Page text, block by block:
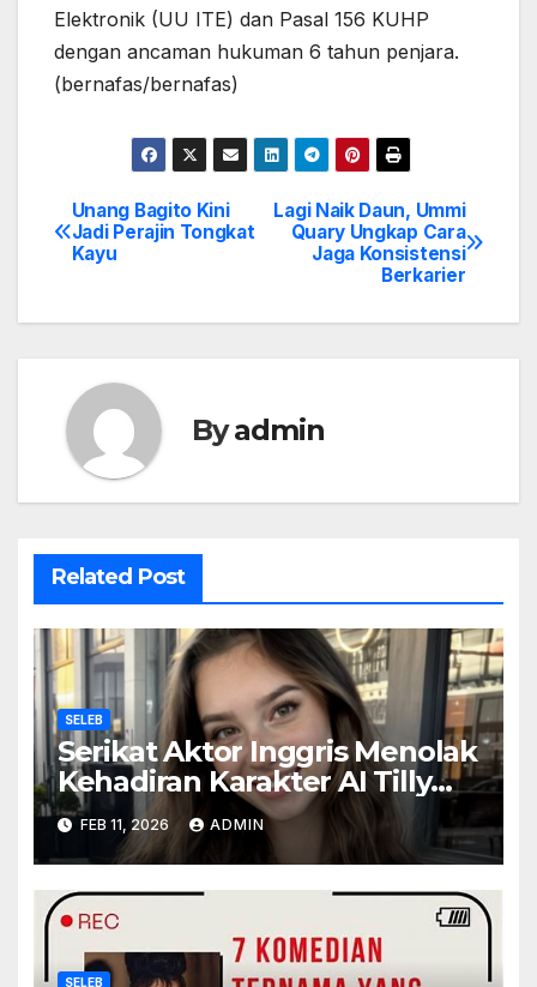
Elektronik (UU ITE) dan Pasal 156 KUHP
dengan ancaman hukuman 6 tahun penjara.
(bernafas/bernafas)
Post
navigation
Lagi Naik Daun, Ummi
Quary Ungkap Cara
Jaga Konsistensi
Berkarier
Unang Bagito Kini
Jadi Perajin Tongkat
Kayu
Byadmin
Related Post
SELEB
Serikat Aktor Inggris Menolak
Kehadiran Karakter AI Tilly
Norwood Sebagai Aktris
FEB 11, 2026 ADMIN
SELEB